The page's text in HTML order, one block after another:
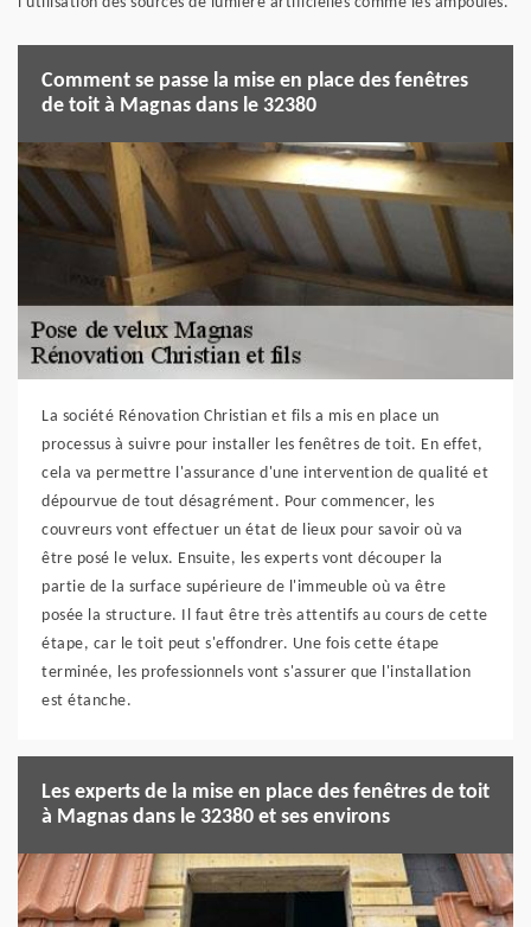
Comment se passe la mise en place des fenêtres
de toit à Magnas dans le 32380
La société Rénovation Christian et fils a mis en place un
processus à suivre pour installer les fenêtres de toit. En effet,
cela va permettre l'assurance d'une intervention de qualité et
dépourvue de tout désagrément. Pour commencer, les
couvreurs vont effectuer un état de lieux pour savoir où va
être posé le velux. Ensuite, les experts vont découper la
partie de la surface supérieure de l'immeuble où va être
posée la structure. Il faut être très attentifs au cours de cette
étape, car le toit peut s'effondrer. Une fois cette étape
terminée, les professionnels vont s'assurer que l'installation
est étanche.
Les experts de la mise en place des fenêtres de toit
à Magnas dans le 32380 et ses environs